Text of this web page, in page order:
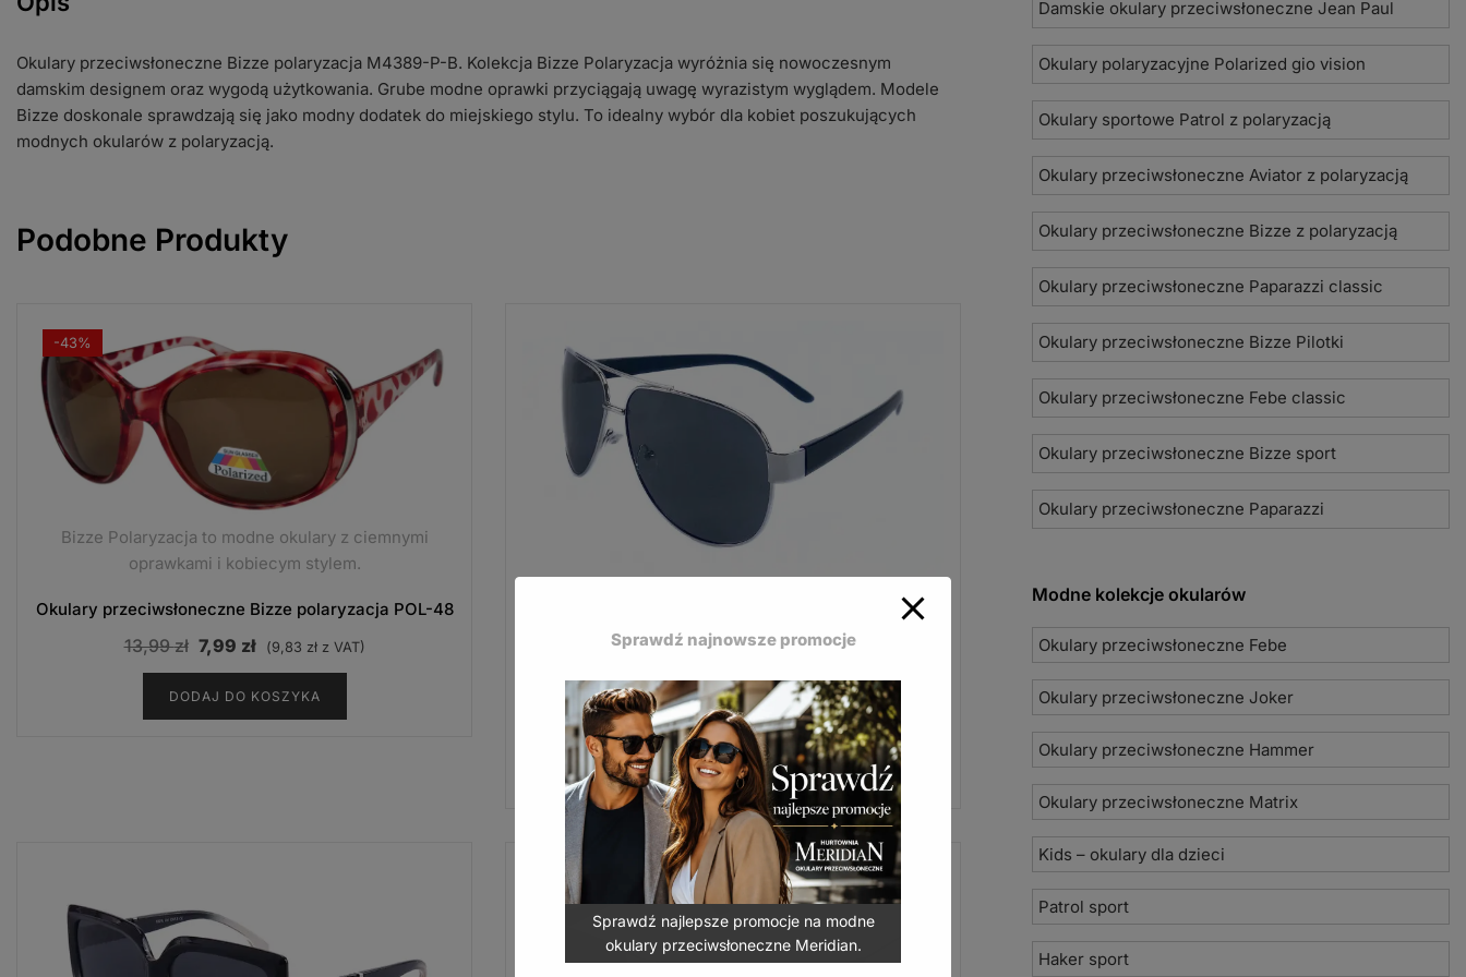
Okulary przeciwsłoneczne Bizze polaryzacja M4389-P-B. Kolekcja Bizze Polaryzacja wyróżnia się nowoczesnym
damskim designem oraz wygodą użytkowania. Grube modne oprawki przyciągają uwagę wyrazistym wyglądem. Modele
Bizze doskonale sprawdzają się jako modny dodatek do miejskiego stylu. To idealny wybór dla kobiet poszukujących
modnych okularów z polaryzacją.
Podobne Produkty
-43%
Bizze Polaryzacja to modne okulary z ciemnymi
oprawkami i kobiecym stylem.
Okulary przeciwsłoneczne Bizze polaryzacja POL-48
13,99zł Pierwotna
cena
wynosiła:
13,99 zł.
7,99 zł Aktualna
cena
wynosi:
7,99 zł.
(9,83 złz VAT)
DODAJ DO KOSZYKA
215A
24,90zł (30,63złz VAT)
DODAJ DO KOSZYKA
-43%
Damskie okulary przeciwsłoneczne Jean Paul
Okulary polaryzacyjne Polarized gio vision
Okulary sportowe Patrol z polaryzacją
Okulary przeciwsłoneczne Aviator z polaryzacją
Okulary przeciwsłoneczne Bizze z polaryzacją
Okulary przeciwsłoneczne Paparazzi classic
Okulary przeciwsłoneczne Bizze Pilotki
Okulary przeciwsłoneczne Febe classic
Okulary przeciwsłoneczne Bizze sport
Okulary przeciwsłoneczne Paparazzi
Modne kolekcje okularów
Okulary przeciwsłoneczne Febe
Okulary przeciwsłoneczne Joker
Okulary przeciwsłoneczne Hammer
Okulary przeciwsłoneczne Matrix
Kids – okulary dla dzieci
Patrol sport
Haker sport
Sprawdź najnowsze promocje
Sprawdź najlepsze promocje na modne
okulary przeciwsłoneczne Meridian.